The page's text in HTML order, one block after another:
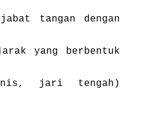
tangan dengan
yang berbentuk
jari tengah)